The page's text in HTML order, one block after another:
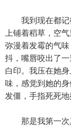
我到现在都记
上铺着稻草，空气
弥漫着发霉的气
抖，嘴唇咬出了一
白印。我压在她
味，感觉到她的身
发僵，手指死死
那是我第一次